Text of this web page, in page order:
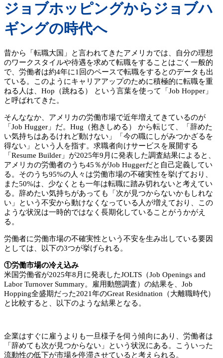
ジョブホッピングからジョブハ
ギングの時代へ
昔から「転職大国」と言われてきたアメリカでは、自分の理想
のワークスタイルや待遇を求めて転職をすることはごく一般的
で、労働者は約4年に1回のペースで転職をするとのデータも出
ている。このようにキャリアアップのために積極的に転職を重
ねる人は、Hop（跳ねる） という言葉を使って「Job Hopper」
と呼ばれてきた。
そんななか、アメリカの労働市場で近年増えてきているのが
「Job Hugger」だ。Hug（抱きしめる） から転じて、「辞めた
い気持ちはあるけれど動けない」「今の職にしがみつかざるを
得ない」という人を指す。求職者向けサービスを展開する
「Resume Builder」が2025年9月に発表した調査結果によると、
アメリカの労働者のうち45％がJob Huggerだと自己定義してい
る。そのうち95%の人々は労働市場の不確実性を挙げており、
また50%は、少なくとも一年は転職に踏み切れないと考えてい
る。辞めたい気持ちがあっても「次が見つからないかもしれな
い」という不安から動けなくなっている人が増えており、この
ような状況は一時的ではなく長期化していることがうかがえ
る。
労働者に労働市場の不確実性という不安を生み出している要因
としては、以下の3つが挙げられる。
①労働市場の冷え込み
米国労働省が2025年8月に発表したJOLTS（Job Openings and
Labor Turnover Summary。雇用動態調査）の結果を、Job
Hopping全盛期だった2021年のGreat Residnation（大離職時代）
と比較すると、以下のような結果となる。
企業はすぐに雇うよりも一旦様子を伺う傾向にあり、労働者は
「辞めても次が見つからない」という状況にある。こういった
流動性の低下が市場を停滞させていると考えられる。